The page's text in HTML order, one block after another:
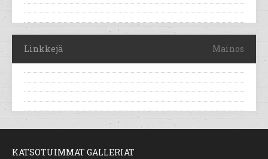
Linkkejä Mainos
KATSOTUIMMAT GALLERIAT